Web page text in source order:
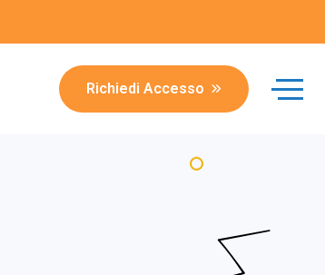
Richiedi Accesso